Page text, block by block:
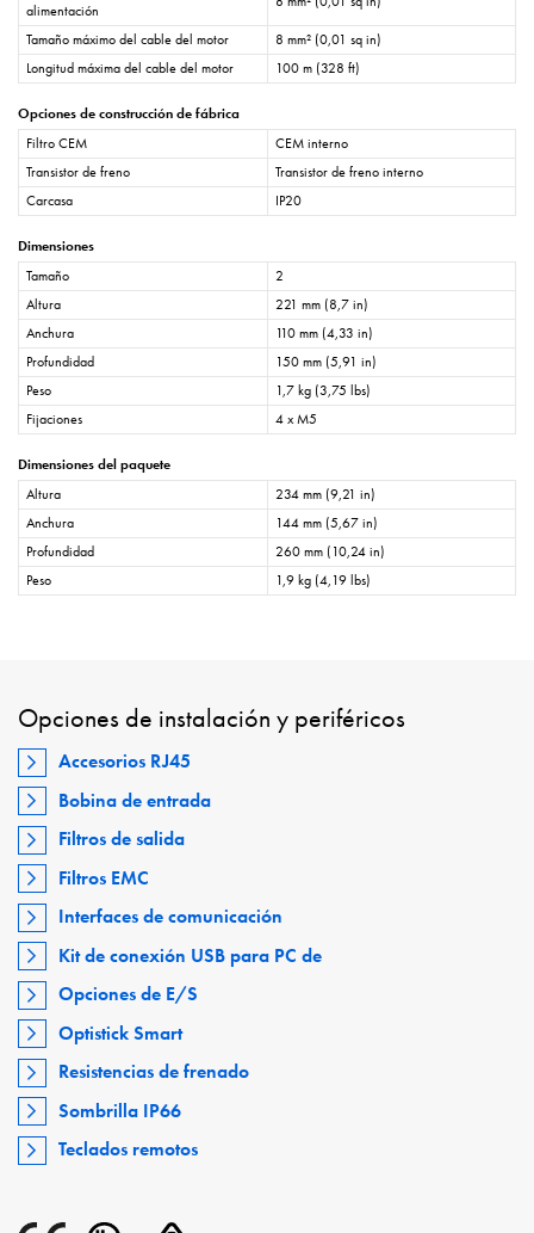
alimentación
Tamaño máximo del cable del motor
8 mm² (0,01 sq in)
Longitud máxima del cable del motor
100 m (328 ft)
Opciones de construcción de fábrica
Filtro CEM
CEM interno
Transistor de freno
Transistor de freno interno
Carcasa
IP20
Dimensiones
Tamaño
2
Altura
221 mm (8,7 in)
Anchura
110 mm (4,33 in)
Profundidad
150 mm (5,91 in)
Peso
1,7 kg (3,75 lbs)
Fijaciones
4 x M5
Dimensiones del paquete
Altura
234 mm (9,21 in)
Anchura
144 mm (5,67 in)
Profundidad
260 mm (10,24 in)
Peso
1,9 kg (4,19 lbs)
Opciones de instalación y periféricos
Accesorios RJ45
Bobina de entrada
Filtros de salida
Filtros EMC
Interfaces de comunicación
Kit de conexión USB para PC de
Opciones de E/S
Optistick Smart
Resistencias de frenado
Sombrilla IP66
Teclados remotos